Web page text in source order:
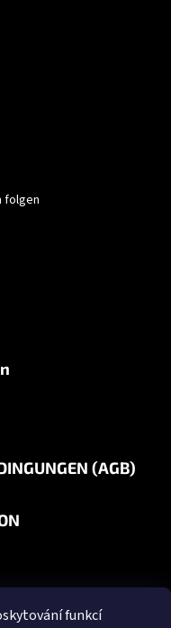
funkcí
folgen
(AGB)